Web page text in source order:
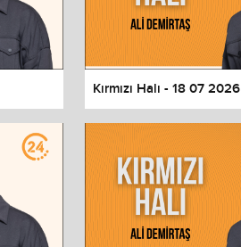
Kırmızı Halı - 18 07 2026